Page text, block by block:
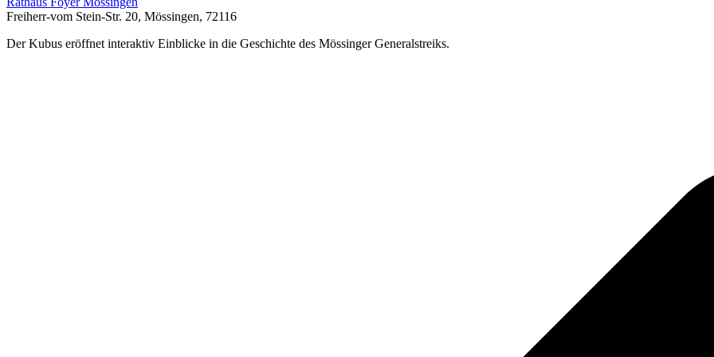
Freiherr-vom Stein-Str. 20, Mössingen, 72116
Der Kubus eröffnet interaktiv Einblicke in die Geschichte des Mössinger Generalstreiks.